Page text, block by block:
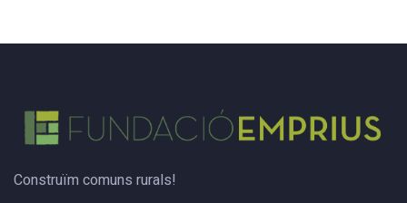
Construïm comuns rurals!